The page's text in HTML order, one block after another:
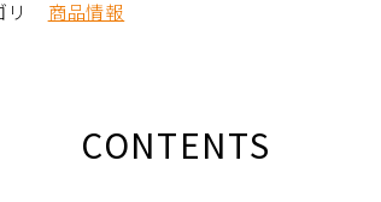
商品情報
CONTENTS